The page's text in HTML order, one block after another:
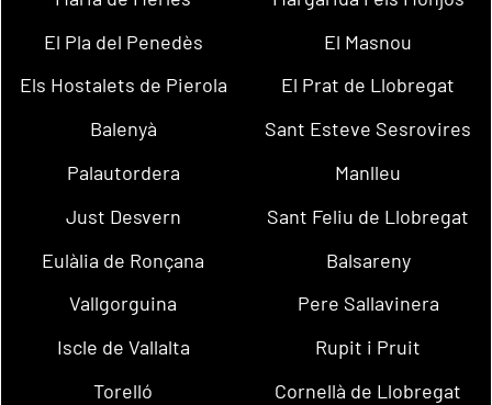
El Pla del Penedès
El Masnou
Els Hostalets de Pierola
El Prat de Llobregat
Balenyà
Sant Esteve Sesrovires
Palautordera
Manlleu
Just Desvern
Sant Feliu de Llobregat
Eulàlia de Ronçana
Balsareny
Vallgorguina
Pere Sallavinera
Iscle de Vallalta
Rupit i Pruit
Torelló
Cornellà de Llobregat